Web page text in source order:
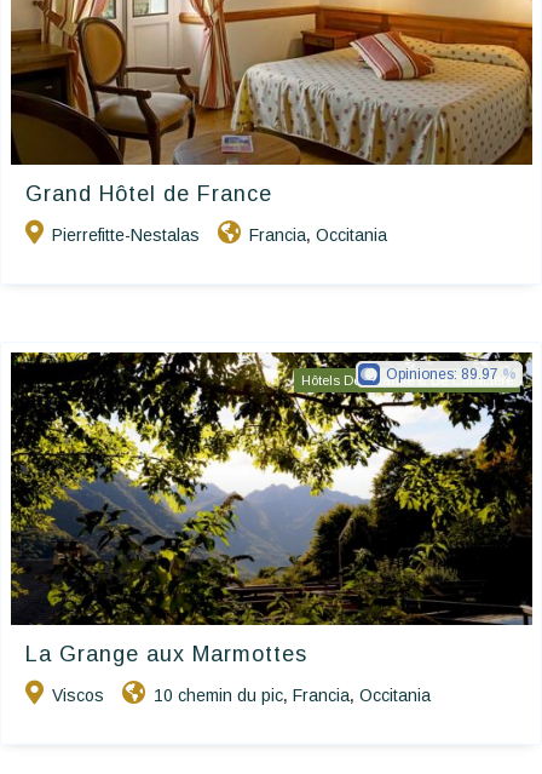
Grand Hôtel de France
Pierrefitte-Nestalas Francia, Occitania
Hôtels De Charme & De Caractère
La Grange aux Marmottes
Viscos 10 chemin du pic, Francia, Occitania
Opiniones: 89.97